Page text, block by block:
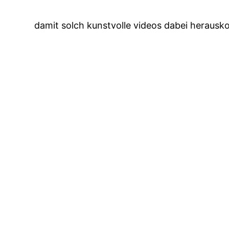
damit solch kunstvolle videos dabei